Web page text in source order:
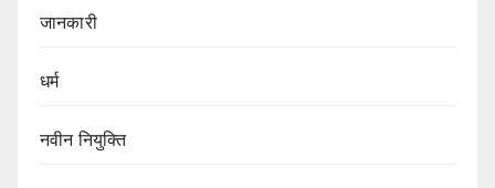
जानकारी
धर्म
नवीन नियुक्ति